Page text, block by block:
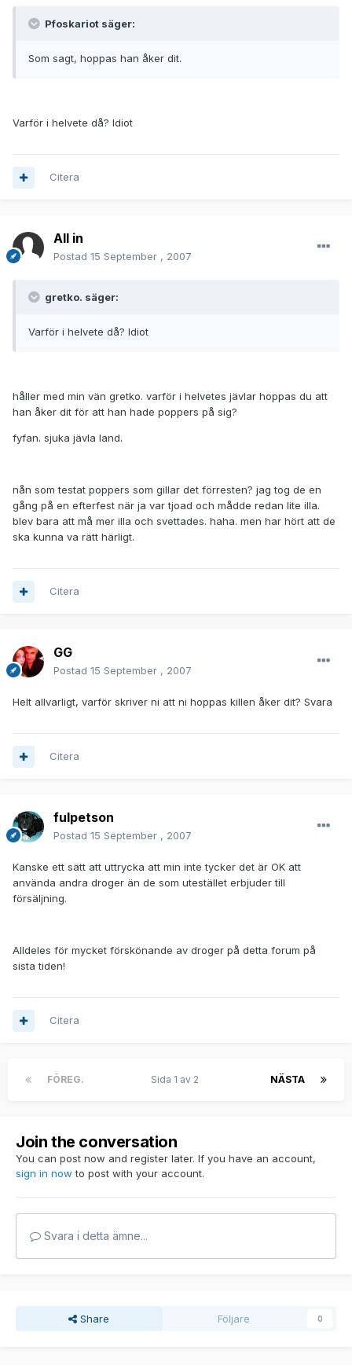
Pfoskariot säger:
Som sagt, hoppas han åker dit.
Varför i helvete då? Idiot
Citera
All in
Postad 15 September , 2007
gretko. säger:
Varför i helvete då? Idiot
håller med min vän gretko. varför i helvetes jävlar hoppas du att
han åker dit för att han hade poppers på sig?
fyfan. sjuka jävla land.
nån som testat poppers som gillar det förresten? jag tog de en
gång på en efterfest när ja var tjoad och mådde redan lite illa.
blev bara att må mer illa och svettades. haha. men har hört att de
ska kunna va rätt härligt.
Citera
GG
Postad 15 September , 2007
Helt allvarligt, varför skriver ni att ni hoppas killen åker dit? Svara
Citera
fulpetson
Postad 15 September , 2007
Kanske ett sätt att uttrycka att min inte tycker det är OK att
använda andra droger än de som utestället erbjuder till
försäljning.
Alldeles för mycket förskönande av droger på detta forum på
sista tiden!
Citera
FÖREG. NÄSTA
Sida 1 av 2
Join the conversation
You can post now and register later. If you have an account,
sign in now to post with your account.
Svara i detta ämne...
Share Följare 0